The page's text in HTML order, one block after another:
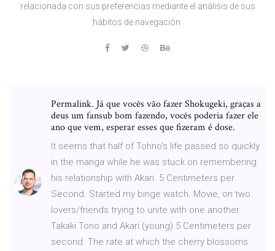
relacionada con sus preferencias mediante el análisis de sus
hábitos de navegación.
Permalink. Já que vocês vão fazer Shokugeki, graças a
deus um fansub bom fazendo, vocês poderia fazer ele
ano que vem, esperar esses que fizeram é dose.
It seems that half of Tohno's life passed so quickly
in the manga while he was stuck on remembering
his relationship with Akari. 5 Centimeters per
Second. Started my binge watch. Movie, on two
lovers/friends trying to unite with one another.
Takaki Tono and Akari (young) 5 Centimeters per
second. The rate at which the cherry blossoms